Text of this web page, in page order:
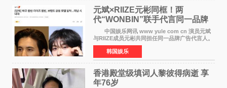
元斌×RIIZE元彬同框！两
代“WONBIN”联手代言同一品牌
颜值天花板合体
中国娱乐网讯 www yule com cn 演员元斌
与RIIZE成员元彬共同担任同一品牌广告代言人。
6日据独家报道，继演员元斌之后，RIIZE元彬最
近也被选为某在线中介平台A公司的共同广告代言
人，两人将作
韩国娱乐
香港殿堂级填词人黎彼得病逝 享
年76岁​